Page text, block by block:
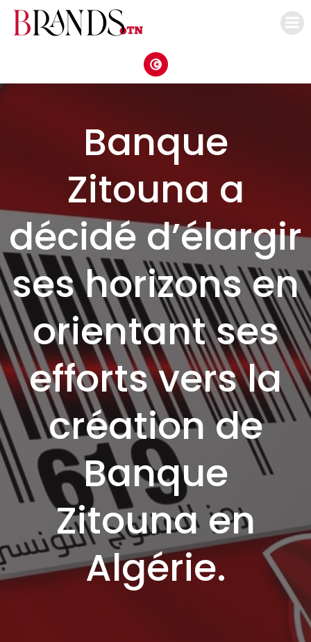
Banque
Zitouna a
décidé d’élargir
ses horizons en
orientant ses
efforts vers la
création de
Banque
Zitouna en
Algérie.